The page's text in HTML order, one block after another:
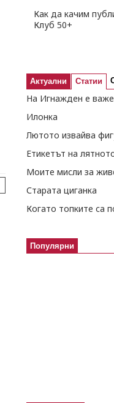
Как да качим
Клуб 50+
Актуални Статии
На Игнажден е
Илонка
Лютото извайва
Етикетът на
Моите мисли за
Старата циганка
Когато топките са
Популярни